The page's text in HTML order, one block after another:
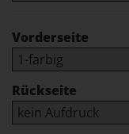
Vorderseite
Rückseite